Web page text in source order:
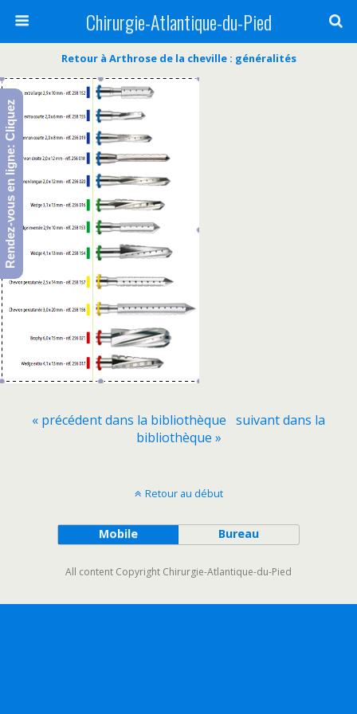
Chirurgie-Atlantique-du-Pied
Retour à Arthrose de la cheville : généralités
« précédent dans la bibliothèque suivant dans la
bibliothèque »
Retour au début
Mobile Bureau
All content Copyright Chirurgie-Atlantique-du-Pied
Rendez-vous en ligne: Cliquez